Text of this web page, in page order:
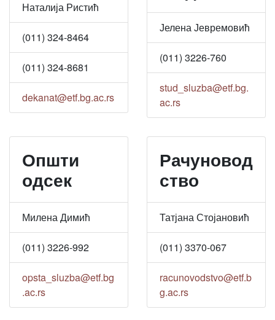
Наталија Ристић
(011) 324-8464
(011) 324-8681
dekanat@etf.bg.ac.rs
Јелена Јевремовић
(011) 3226-760
stud_sluzba@etf.bg.
ac.rs
Општи
одсек
Милена Димић
(011) 3226-992
opsta_sluzba@etf.bg
.ac.rs
Рачуновод
ство
Татјана Стојановић
(011) 3370-067
racunovodstvo@etf.b
g.ac.rs